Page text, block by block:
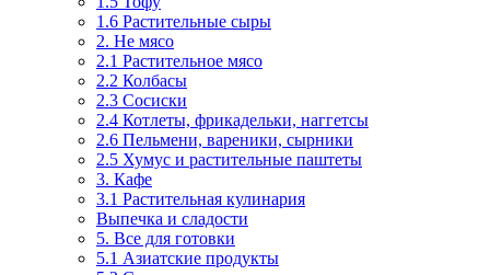
1.6 Растительные сыры
2. Не мясо
2.1 Растительное мясо
2.2 Колбасы
2.3 Сосиски
2.4 Котлеты, фрикадельки, наггетсы
2.6 Пельмени, вареники, сырники
2.5 Хумус и растительные паштеты
3. Кафе
3.1 Растительная кулинария
Выпечка и сладости
5. Все для готовки
5.1 Азиатские продукты